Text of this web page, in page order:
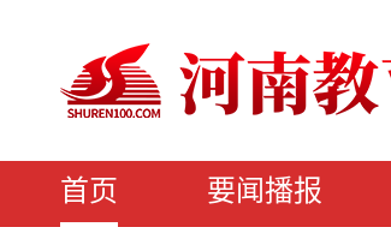
首页 要闻播报